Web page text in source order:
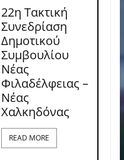
22η Τακτική
Συνεδρίαση
Δημοτικού
Συμβουλίου
Νέας
Φιλαδέλφειας –
Νέας
Χαλκηδόνας
READ MORE